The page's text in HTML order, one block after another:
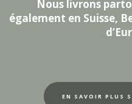
Nous livrons
également en Suisse,
EN SAVOIR PLUS